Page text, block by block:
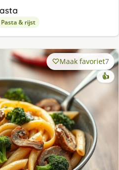
Pasta & rijst
Maak favoriet7
👍